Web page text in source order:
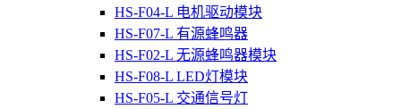
HS-F04-L 电机驱动模块
HS-F07-L 有源蜂鸣器
HS-F02-L 无源蜂鸣器模块
HS-F08-L LED灯模块
HS-F05-L 交通信号灯